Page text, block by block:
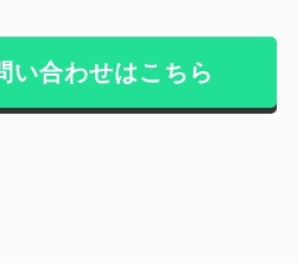
い合わせはこちら